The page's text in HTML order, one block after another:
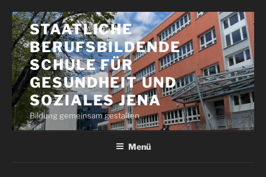
Zum
Inhalt
springen
STAATLICHE
BERUFSBILDENDE
SCHULE FÜR
GESUNDHEIT UND
SOZIALES JENA
Bildung gemeinsam gestalten
Menü